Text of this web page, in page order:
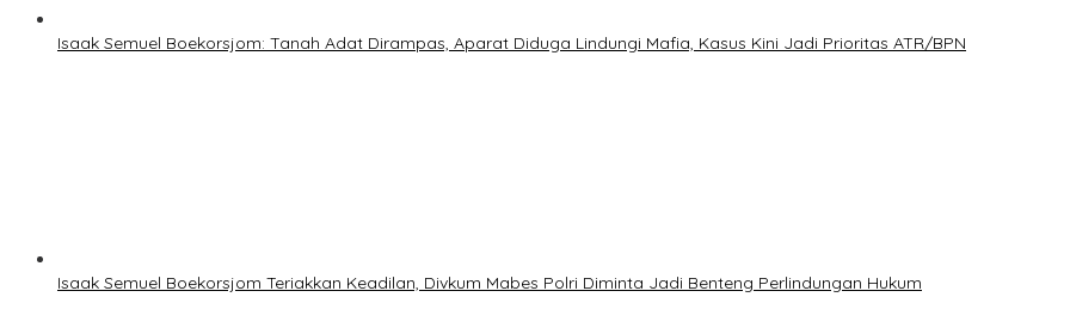
Isaak Semuel Boekorsjom: Tanah Adat Dirampas, Aparat Diduga Lindungi Mafia, Kasus Kini Jadi Prioritas ATR/BPN
Isaak Semuel Boekorsjom Teriakkan Keadilan, Divkum Mabes Polri Diminta Jadi Benteng Perlindungan Hukum